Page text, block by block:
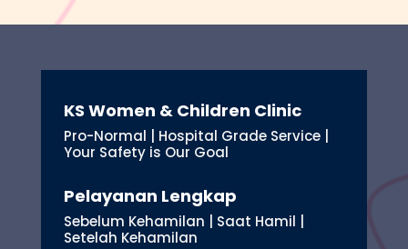
KS Women & Children Clinic
Pro-Normal | Hospital Grade Service |
Your Safety is Our Goal
Pelayanan Lengkap
Sebelum Kehamilan | Saat Hamil |
Setelah Kehamilan